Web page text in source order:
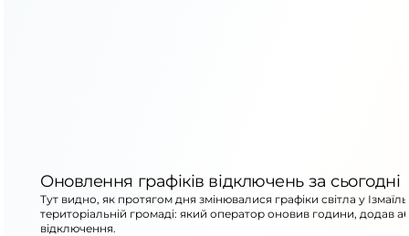
Оновлення графіків відключень за сьогодні
Тут видно, як протягом дня змінювалися графіки світла у
територіальній громаді: який оператор оновив години, додав
відключення.